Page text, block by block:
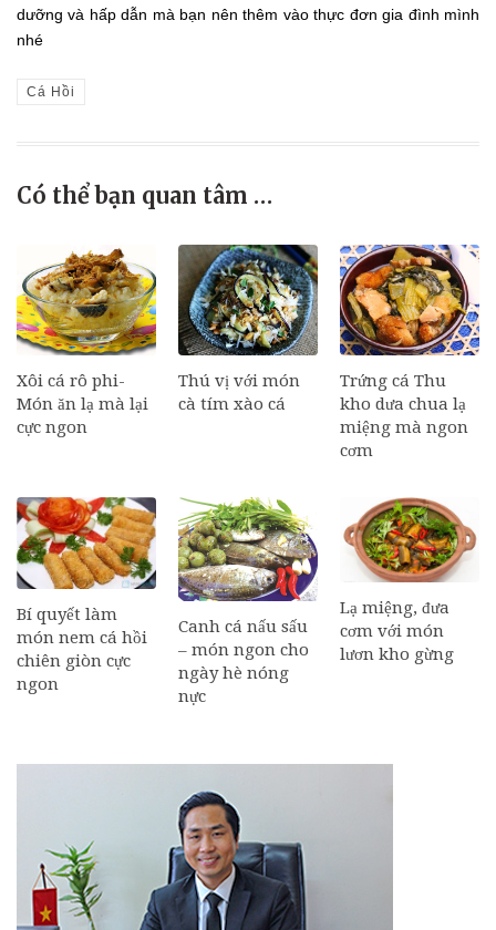
dưỡng và hấp dẫn mà bạn nên thêm vào thực đơn gia đình mình
nhé
Cá Hồi
Có thể bạn quan tâm …
Xôi cá rô phi-
Món ăn lạ mà lại
cực ngon
Thú vị với món
cà tím xào cá
Trứng cá Thu
kho dưa chua lạ
miệng mà ngon
cơm
Bí quyết làm
món nem cá hồi
chiên giòn cực
ngon
Canh cá nấu sấu
– món ngon cho
ngày hè nóng
nực
Lạ miệng, đưa
cơm với món
lươn kho gừng